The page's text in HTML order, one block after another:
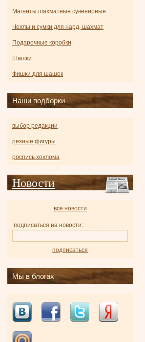
Магниты шахматные сувенирные
Чехлы и сумки для нард, шахмат
Подарочные коробки
Шашки
Фишки для шашек
Наши подборки
выбор редакции
резные фигуры
роспись хохлома
Новости
все новости
подписаться на новости:
подписаться
Мы в блогах